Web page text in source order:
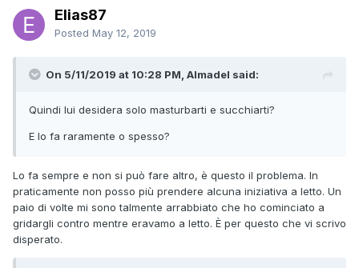
Elias87
Posted May 12, 2019
On 5/11/2019 at 10:28 PM, Almadel said:
Quindi lui desidera solo masturbarti e succhiarti?
E lo fa raramente o spesso?
Lo fa sempre e non si può fare altro, è questo il problema. In
praticamente non posso più prendere alcuna iniziativa a letto. Un
paio di volte mi sono talmente arrabbiato che ho cominciato a
gridargli contro mentre eravamo a letto. È per questo che vi scrivo
disperato.